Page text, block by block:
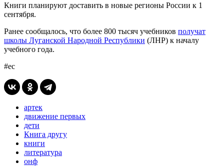
Книги планируют доставить в новые регионы России к 1
сентября.
Ранее сообщалось, что более 800 тысяч учебников получат
школы Луганской Народной Республики (ЛНР) к началу
учебного года.
#ес
артек
движение первых
дети
Книга другу
книги
литература
онф